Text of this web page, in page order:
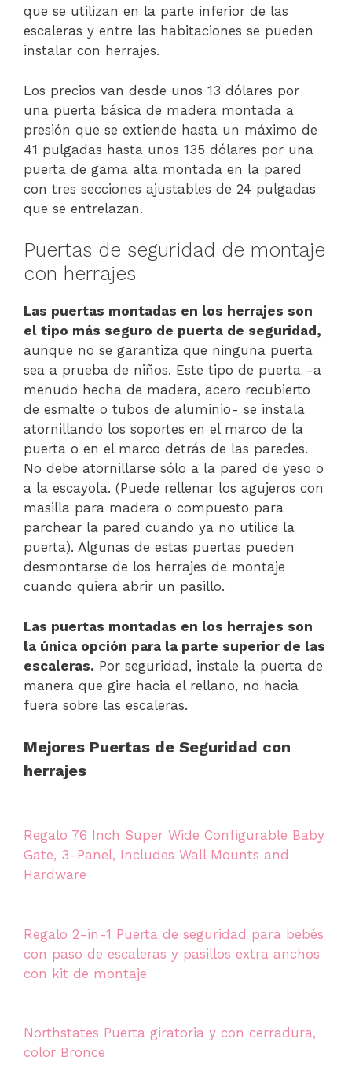
que se utilizan en la parte inferior de las
escaleras y entre las habitaciones se pueden
instalar con herrajes.
Los precios van desde unos 13 dólares por
una puerta básica de madera montada a
presión que se extiende hasta un máximo de
41 pulgadas hasta unos 135 dólares por una
puerta de gama alta montada en la pared
con tres secciones ajustables de 24 pulgadas
que se entrelazan.
Puertas de seguridad de montaje
con herrajes
Las puertas montadas en los herrajes son
el tipo más seguro de puerta de seguridad,
aunque no se garantiza que ninguna puerta
sea a prueba de niños. Este tipo de puerta -a
menudo hecha de madera, acero recubierto
de esmalte o tubos de aluminio- se instala
atornillando los soportes en el marco de la
puerta o en el marco detrás de las paredes.
No debe atornillarse sólo a la pared de yeso o
a la escayola. (Puede rellenar los agujeros con
masilla para madera o compuesto para
parchear la pared cuando ya no utilice la
puerta). Algunas de estas puertas pueden
desmontarse de los herrajes de montaje
cuando quiera abrir un pasillo.
Las puertas montadas en los herrajes son
la única opción para la parte superior de las
escaleras. Por seguridad, instale la puerta de
manera que gire hacia el rellano, no hacia
fuera sobre las escaleras.
Mejores Puertas de Seguridad con
herrajes
Regalo 76 Inch Super Wide Configurable Baby
Gate, 3-Panel, Includes Wall Mounts and
Hardware
Regalo 2-in-1 Puerta de seguridad para bebés
con paso de escaleras y pasillos extra anchos
con kit de montaje
Northstates Puerta giratoria y con cerradura,
color Bronce